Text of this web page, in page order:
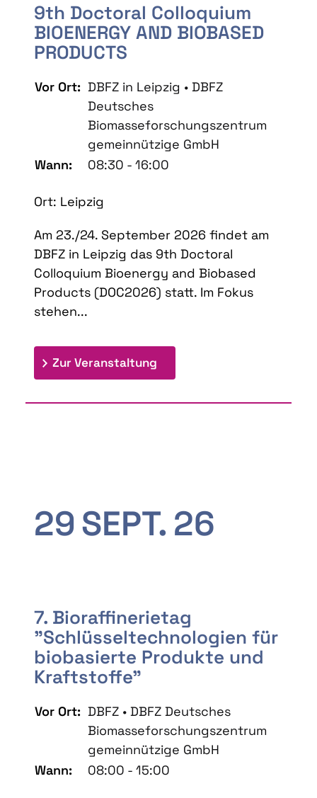
9th Doctoral Colloquium
BIOENERGY AND BIOBASED
PRODUCTS
Vor Ort: DBFZ in Leipzig • DBFZ
Deutsches
Biomasseforschungszentrum
gemeinnützige GmbH
Wann:
08:30 - 16:00
Ort: Leipzig
Am 23./24. September 2026 findet am
DBFZ in Leipzig das 9th Doctoral
Colloquium Bioenergy and Biobased
Products (DOC2026) statt. Im Fokus
stehen...
Zur Veranstaltung
29SEPT. 26
7. Bioraffinerietag
"Schlüsseltechnologien für
biobasierte Produkte und
Kraftstoffe"
Vor Ort: DBFZ • DBFZ Deutsches
Biomasseforschungszentrum
gemeinnützige GmbH
Wann:
08:00 - 15:00